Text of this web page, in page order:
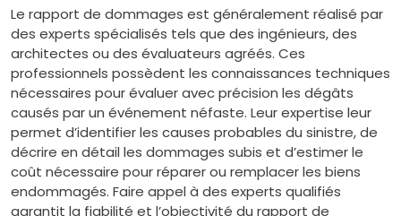
Le rapport de dommages est généralement réalisé par
des experts spécialisés tels que des ingénieurs, des
architectes ou des évaluateurs agréés. Ces
professionnels possèdent les connaissances techniques
nécessaires pour évaluer avec précision les dégâts
causés par un événement néfaste. Leur expertise leur
permet d’identifier les causes probables du sinistre, de
décrire en détail les dommages subis et d’estimer le
coût nécessaire pour réparer ou remplacer les biens
endommagés. Faire appel à des experts qualifiés
garantit la fiabilité et l’objectivité du rapport de